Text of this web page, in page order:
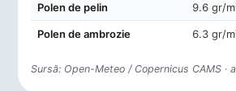
Polen de pelin 9.6 gr/
Polen de ambrozie 6.3 gr/
Sursă: Open-Meteo / Copernicus CAMS ·